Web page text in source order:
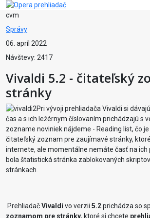
cvm
Správy
06. apríl 2022
Návštevy: 2417
Vivaldi 5.2 - čitateľský
stránky
Pri vývoji prehliadača Vivaldi si
čas a s ich ležérnym číslovaním prichádzajú s
zozname noviniek nájdeme - Reading list, čo
čitateľský zoznam pre zaujímavé stránky,
internete, ale momentálne nemáte časť na ich
bola štatistická stránka zablokovaných
stránkach.
PrehliadačVivaldi vo verzii 5.2prichádza so
zoznamom pre stránky, ktoré si chcete